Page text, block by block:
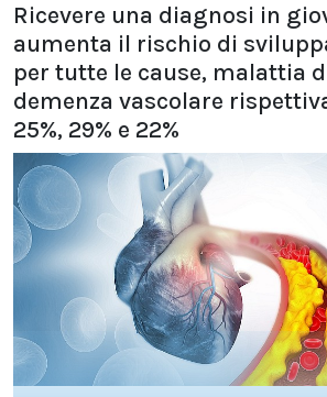
Ricevere una diagnosi in
aumenta il rischio di
per tutte le cause, malattia
demenza vascolare
25%, 29% e 22%